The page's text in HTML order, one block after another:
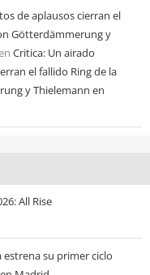
de aplausos cierran el
Götterdämmerung y
Critica: Un airado
el fallido Ring de la
y Thielemann en
All Rise
su primer ciclo